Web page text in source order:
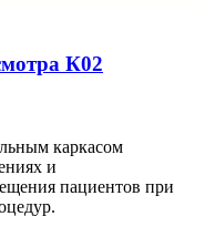
К02
каркасом
и
пациентов при